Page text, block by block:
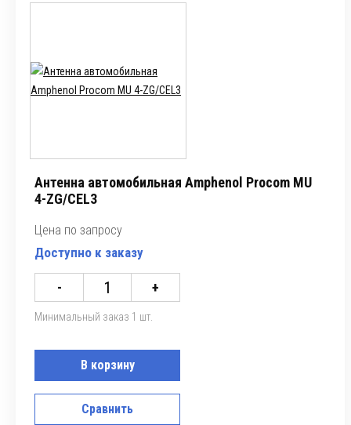
Антенна автомобильная Amphenol Procom MU
4-ZG/CEL3
Цена по запросу
Доступно к заказу
- +
Минимальный заказ 1 шт.
В корзину
Сравнить